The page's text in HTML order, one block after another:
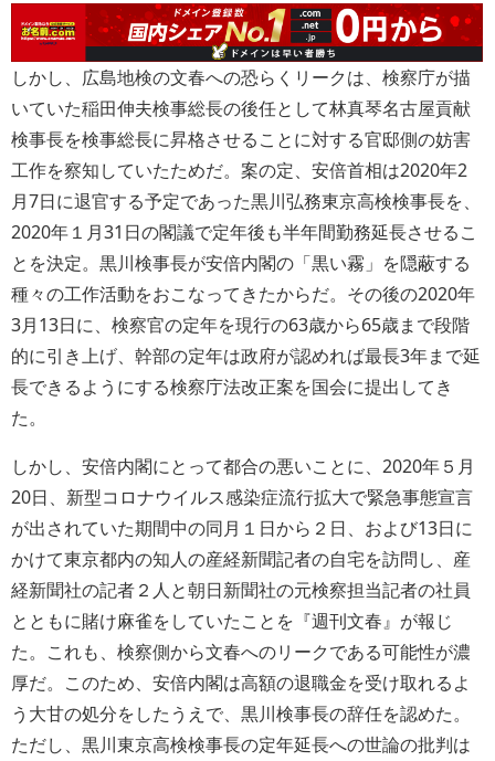
しかし、広島地検の文春への恐らくリークは、検察庁が描
いていた稲田伸夫検事総長の後任として林真琴名古屋貢献
検事長を検事総長に昇格させることに対する官邸側の妨害
工作を察知していたためだ。案の定、安倍首相は2020年2
月7日に退官する予定であった黒川弘務東京高検検事長を、
2020年１月31日の閣議で定年後も半年間勤務延長させるこ
とを決定。黒川検事長が安倍内閣の「黒い霧」を隠蔽する
種々の工作活動をおこなってきたからだ。その後の2020年
3月13日に、検察官の定年を現行の63歳から65歳まで段階
的に引き上げ、幹部の定年は政府が認めれば最長3年まで延
長できるようにする検察庁法改正案を国会に提出してき
た。
しかし、安倍内閣にとって都合の悪いことに、2020年５月
20日、新型コロナウイルス感染症流行拡大で緊急事態宣言
が出されていた期間中の同月１日から２日、および13日に
かけて東京都内の知人の産経新聞記者の自宅を訪問し、産
経新聞社の記者２人と朝日新聞社の元検察担当記者の社員
とともに賭け麻雀をしていたことを『週刊文春』が報じ
た。これも、検察側から文春へのリークである可能性が濃
厚だ。このため、安倍内閣は高額の退職金を受け取れるよ
う大甘の処分をしたうえで、黒川検事長の辞任を認めた。
ただし、黒川東京高検検事長の定年延長への世論の批判は